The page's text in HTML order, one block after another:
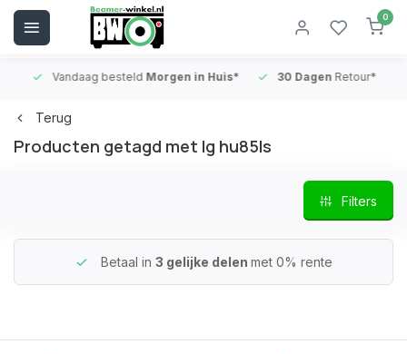
0
Vandaag besteldMorgen in Huis* 30 DagenRetour*
Terug
Producten getagd met lg hu85ls
Filters
Betaal in 3 gelijke delen met 0% rente